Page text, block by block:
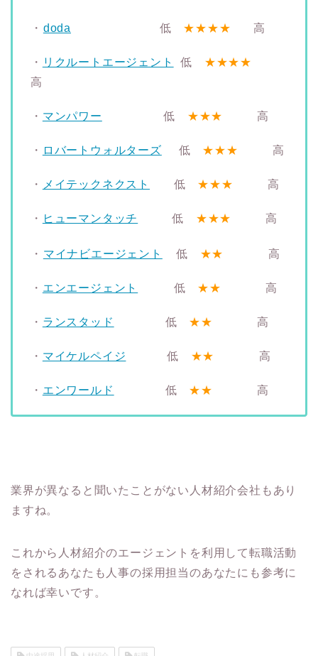
・ doda 低 ★★★★ 高
・ リクルートエージェント 低 ★★★★
高
・ マンパワー 低 ★★★ 高
・ ロバートウォルターズ 低 ★★★ 高
・ メイテックネクスト 低 ★★★ 高
・ ヒューマンタッチ 低 ★★★ 高
・ マイナビエージェント 低 ★★ 高
・ エンエージェント 低 ★★ 高
・ ランスタッド 低 ★★ 高
・ マイケルペイジ 低 ★★ 高
・ エンワールド 低 ★★ 高
業界が異なると聞いたことがない人材紹介会社もあり
ますね。
これから人材紹介のエージェントを利用して転職活動
をされるあなたも人事の採用担当のあなたにも参考に
なれば幸いです。